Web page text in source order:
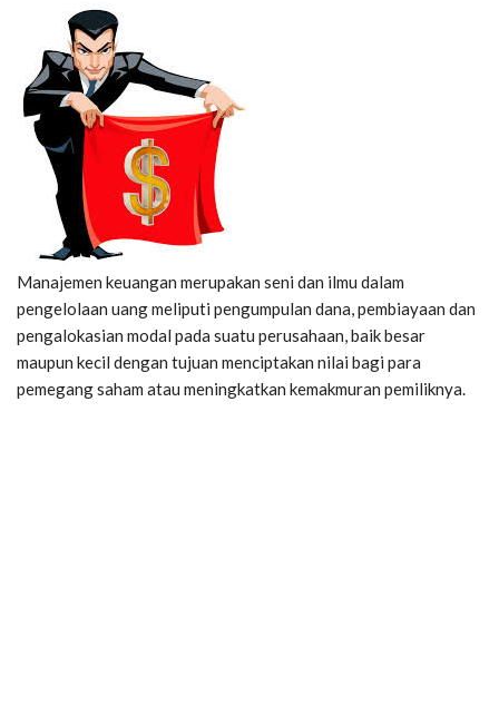
Manajemen keuangan merupakan seni dan ilmu dalam
pengelolaan uang meliputi pengumpulan dana, pembiayaan dan
pengalokasian modal pada suatu perusahaan, baik besar
maupun kecil dengan tujuan menciptakan nilai bagi para
pemegang saham atau meningkatkan kemakmuran pemiliknya.